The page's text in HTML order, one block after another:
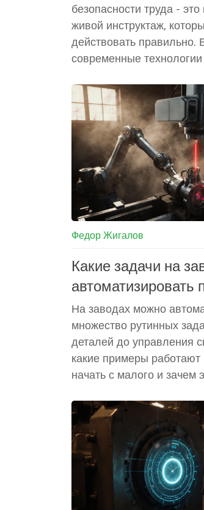
безопасности труда -
живой инструктаж,
действовать
современные
Федор Жигалов
Какие задачи на
автоматизировать
На заводах можно
множество рутинных
деталей до управления
какие примеры работают
начать с малого и зачем